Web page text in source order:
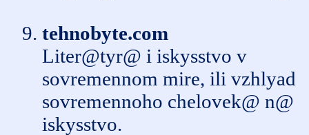
tehnobyte.com
Liter@tyr@ i iskysstvo v
sovremennom mire, ili vzhlyad
sovremennoho chelovek@ n@
iskysstvo.